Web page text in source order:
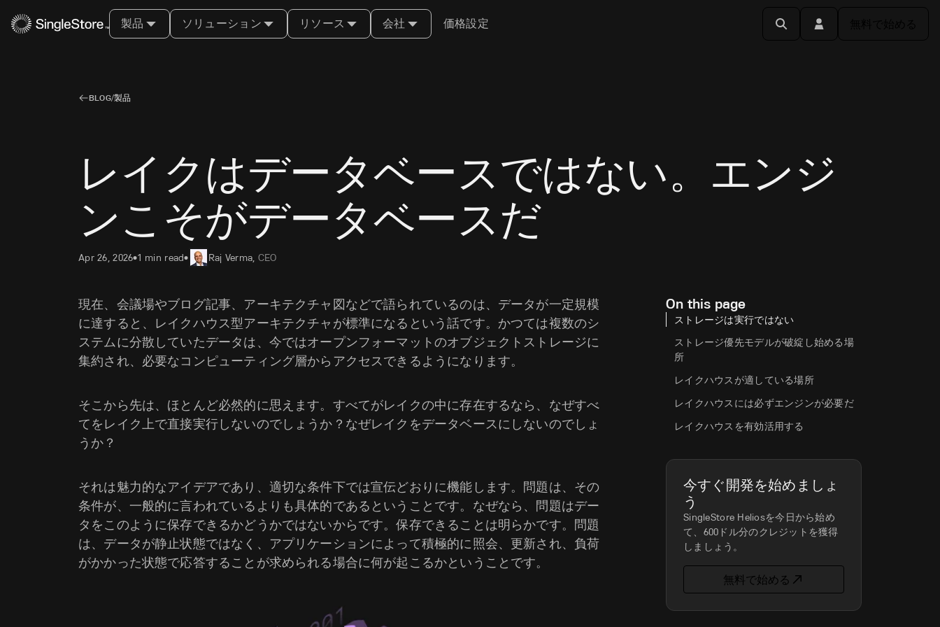
製品 ソリューション リソース 会社 価格設定
BLOG/製品
レイクはデータベースではない。エンジ
ンこそがデータベースだ
Apr 26, 2026•1 min read• Raj Verma CEO
現在、会議場やブログ記事、アーキテクチャ図などで語られているのは、データが一定規模
に達すると、レイクハウス型アーキテクチャが標準になるという話です。かつては複数のシ
ステムに分散していたデータは、今ではオープンフォーマットのオブジェクトストレージに
集約され、必要なコンピューティング層からアクセスできるようになります。
そこから先は、ほとんど必然的に思えます。すべてがレイクの中に存在するなら、なぜすべ
てをレイク上で直接実行しないのでしょうか？なぜレイクをデータベースにしないのでしょ
うか？
それは魅力的なアイデアであり、適切な条件下では宣伝どおりに機能します。問題は、その
条件が、一般的に言われているよりも具体的であるということです。なぜなら、問題はデー
タをこのように保存できるかどうかではないからです。保存できることは明らかです。問題
は、データが静止状態ではなく、アプリケーションによって積極的に照会、更新され、負荷
がかかった状態で応答することが求められる場合に何が起こるかということです。
On this page
ストレージは実行ではない
ストレージ優先モデルが破綻し始める場
所
レイクハウスが適している場所
レイクハウスには必ずエンジンが必要だ
レイクハウスを有効活用する
今すぐ開発を始めましょ
う
SingleStore Heliosを今日から始め
て、600ドル分のクレジットを獲得
しましょう。
無料で始める